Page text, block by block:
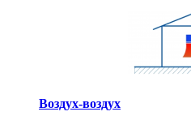
Воздух-воздух